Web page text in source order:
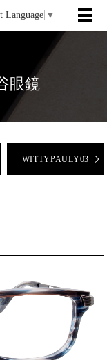
Language ▼
眼鏡
WITTYPAULY03